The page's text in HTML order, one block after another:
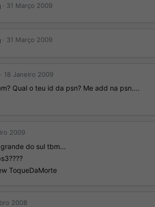
31 Março 2009
31 Março 2009
18 Janeiro 2009
Qual o teu id da psn? Me add na psn....
2009
do sul tbm...
ToqueDaMorte
2008